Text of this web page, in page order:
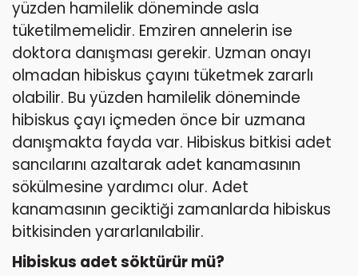
yüzden hamilelik döneminde asla
tüketilmemelidir. Emziren annelerin ise
doktora danışması gerekir. Uzman onayı
olmadan hibiskus çayını tüketmek zararlı
olabilir. Bu yüzden hamilelik döneminde
hibiskus çayı içmeden önce bir uzmana
danışmakta fayda var. Hibiskus bitkisi adet
sancılarını azaltarak adet kanamasının
sökülmesine yardımcı olur. Adet
kanamasının geciktiği zamanlarda hibiskus
bitkisinden yararlanılabilir.
Hibiskus adet söktürür mü?